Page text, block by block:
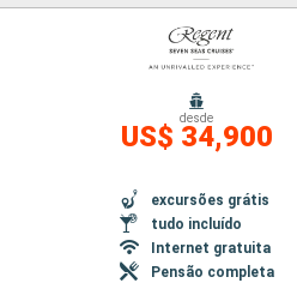
desde
US$ 34,900
excursões grátis
tudo incluído
Internet gratuita
Pensão completa